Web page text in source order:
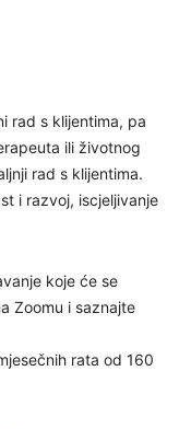
rad s klijentima, pa
ili životnog
rad s klijentima.
i razvoj, iscjeljivanje
koje će se
Zoomu i saznajte
rata od 160